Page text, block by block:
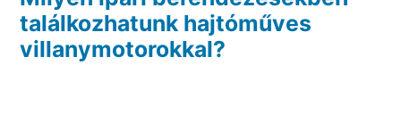
találkozhatunk hajtóműves
villanymotorokkal?